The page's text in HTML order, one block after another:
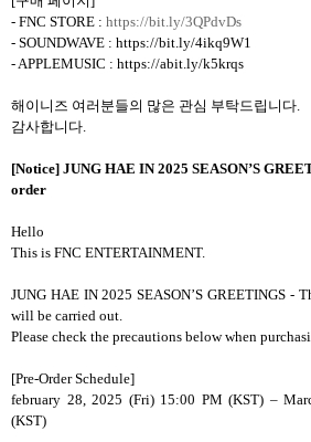
- FNC STORE : https://bit.ly/3QPdvDs
- SOUNDWAVE : https://bit.ly/4ikq9W1
- APPLEMUSIC : https://abit.ly/k5krqs
해이니즈 여러분들의 많은 관심 부탁드립니다
감사합니다
[Notice] JUNG HAE IN 2025 SEASON’S
order
Hello
This is FNC ENTERTAINMENT.
JUNG HAE IN 2025 SEASON’S GREETINGS -
will be carried out.
Please check the precautions below when
[Pre-Order Schedule]
february 28, 2025 (Fri) 15:00 PM (KST) –
(KST)